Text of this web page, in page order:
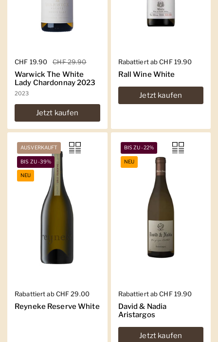
Regulärer Preis
CHF 19.90 Sale-Preis
CHF 29.90
Warwick The White
Lady Chardonnay 2023
2023
Jetzt kaufen
Regulärer Preis
Rabattiert ab CHF 19.90
Rall Wine White
Jetzt kaufen
Regulärer Preis
Rabattiert ab CHF 29.00
Reyneke Reserve White
AUSVERKAUFT
BIS ZU -39%
NEU
Regulärer Preis
Rabattiert ab CHF 19.90
David & Nadia
Aristargos
Jetzt kaufen
BIS ZU -22%
NEU